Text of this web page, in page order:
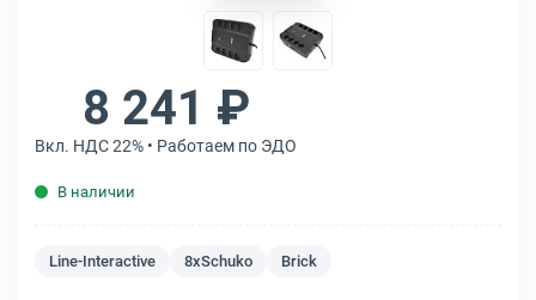
8 241 ₽
Вкл. НДС 22% • Работаем по ЭДО
В наличии
Line-Interactive 8xSchuko Brick